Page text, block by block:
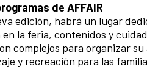
de AFFAIR
edición, habrá un lugar
la feria, contenidos y
complejos para organizar
y recreación para las